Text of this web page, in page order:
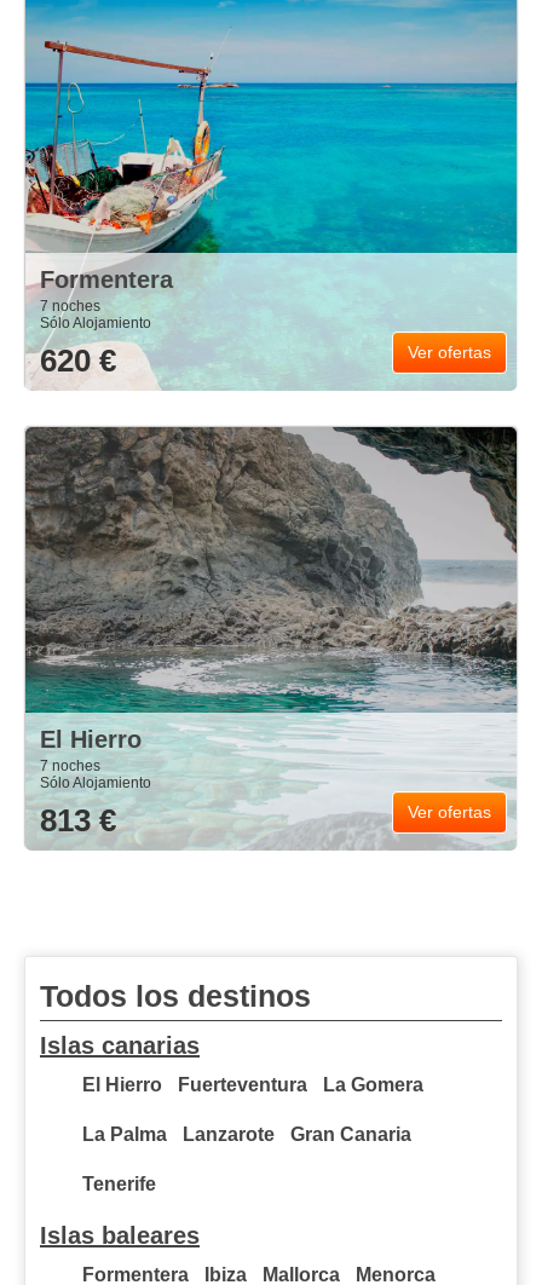
Formentera
7 noches
Sólo Alojamiento
620 € Ver ofertas
El Hierro
7 noches
Sólo Alojamiento
813 € Ver ofertas
Todos los destinos
Islas canarias
El Hierro Fuerteventura La Gomera
La Palma Lanzarote Gran Canaria
Tenerife
Islas baleares
Formentera Ibiza Mallorca Menorca